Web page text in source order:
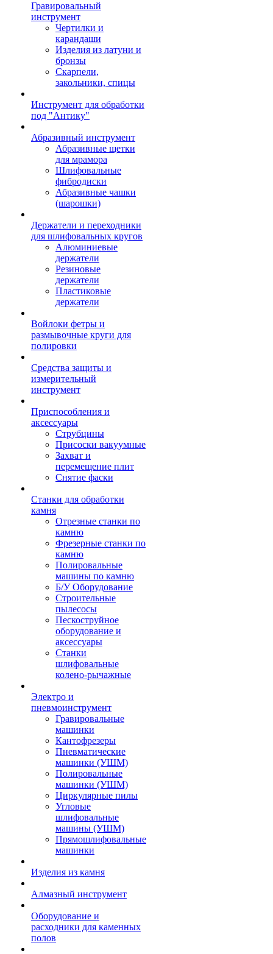
Гравировальный
инструмент
Чертилки и
карандаши
Изделия из латуни и
бронзы
Скарпели,
закольники, спицы
Инструмент для обработки
под "Антику"
Абразивный инструмент
Абразивные щетки
для мрамора
Шлифовальные
фибродиски
Абразивные чашки
(шарошки)
Держатели и переходники
для шлифовальных кругов
Алюминиевые
держатели
Резиновые
держатели
Пластиковые
держатели
Войлоки фетры и
размывочные круги для
полировки
Средства защиты и
измерительный
инструмент
Приспособления и
аксессуары
Струбцины
Присоски вакуумные
Захват и
перемещение плит
Снятие фаски
Станки для обработки
камня
Отрезные станки по
камню
Фрезерные станки по
камню
Полировальные
машины по камню
Б/У Оборудование
Строительные
пылесосы
Пескоструйное
оборудование и
аксессуары
Станки
шлифовальные
колено-рычажные
Электро и
пневмоинструмент
Гравировальные
машинки
Кантофрезеры
Пневматические
машинки (УШМ)
Полировальные
машинки (УШМ)
Циркулярные пилы
Угловые
шлифовальные
машины (УШМ)
Прямошлифовальные
машинки
Изделия из камня
Алмазный инструмент
Оборудование и
расходники для каменных
полов